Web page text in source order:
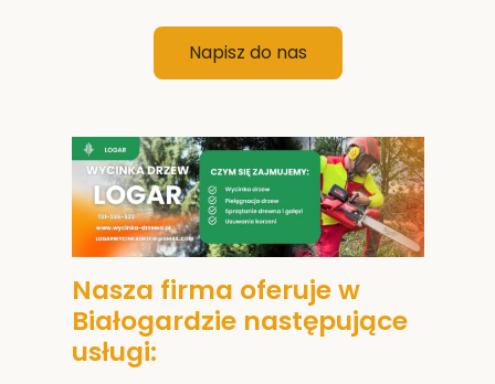
Napisz do nas
Nasza firma oferuje w
Białogardzie następujące
usługi: